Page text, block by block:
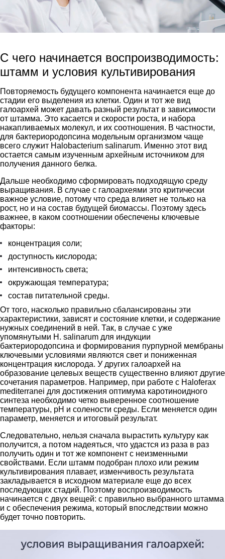
С чего начинается воспроизводимость:
штамм и условия культивирования
Повторяемость будущего компонента начинается еще до
стадии его выделения из клетки. Один и тот же вид
галоархей может давать разный результат в зависимости
от штамма. Это касается и скорости роста, и набора
накапливаемых молекул, и их соотношения. В частности,
для бактериородопсина модельным организмом чаще
всего служит Halobacterium salinarum. Именно этот вид
остается самым изученным архейным источником для
получения данного белка.
Дальше необходимо сформировать подходящую среду
выращивания. В случае с галоархеями это критически
важное условие, потому что среда влияет не только на
рост, но и на состав будущей биомассы. Поэтому здесь
важнее, в каком соотношении обеспечены ключевые
факторы:
концентрация соли;
доступность кислорода;
интенсивность света;
окружающая температура;
состав питательной среды.
От того, насколько правильно сбалансированы эти
характеристики, зависят и состояние клетки, и содержание
нужных соединений в ней. Так, в случае с уже
упомянутыми H. salinarum для индукции
бактериородопсина и формирования пурпурной мембраны
ключевыми условиями являются свет и пониженная
концентрация кислорода. У других галоархей на
образование целевых веществ существенно влияют другие
сочетания параметров. Например, при работе с Haloferax
mediterranei для достижения оптимума каротиноидного
синтеза необходимо четко выверенное соотношение
температуры, pH и солености среды. Если меняется один
параметр, меняется и итоговый результат.
Следовательно, нельзя сначала вырастить культуру как
получится, а потом надеяться, что удастся из раза в раз
получить один и тот же компонент с неизменными
свойствами. Если штамм подобран плохо или режим
культивирования плавает, изменчивость результата
закладывается в исходном материале еще до всех
последующих стадий. Поэтому воспроизводимость
начинается с двух вещей: с правильно выбранного штамма
и с обеспечения режима, который впоследствии можно
будет точно повторить.